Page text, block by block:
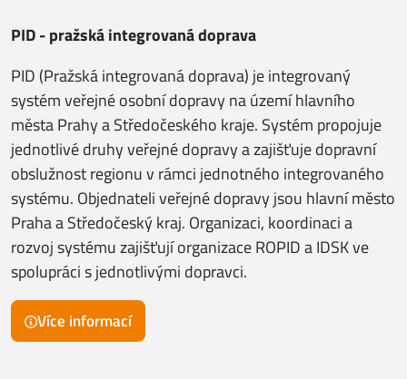
PID - pražská integrovaná doprava
PID (Pražská integrovaná doprava) je integrovaný
systém veřejné osobní dopravy na území hlavního
města Prahy a Středočeského kraje. Systém propojuje
jednotlivé druhy veřejné dopravy a zajišťuje dopravní
obslužnost regionu v rámci jednotného integrovaného
systému. Objednateli veřejné dopravy jsou hlavní město
Praha a Středočeský kraj. Organizaci, koordinaci a
rozvoj systému zajišťují organizace ROPID a IDSK ve
spolupráci s jednotlivými dopravci.
Více informací